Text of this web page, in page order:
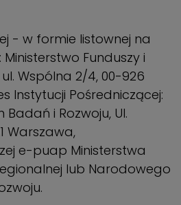
- w formie listownej na
Funduszy i
Wspólna 2/4, 00-926
Instytucji Pośredniczącej:
i Rozwoju, Ul.
Warszawa,
e-puap Ministerstwa
lub Narodowego